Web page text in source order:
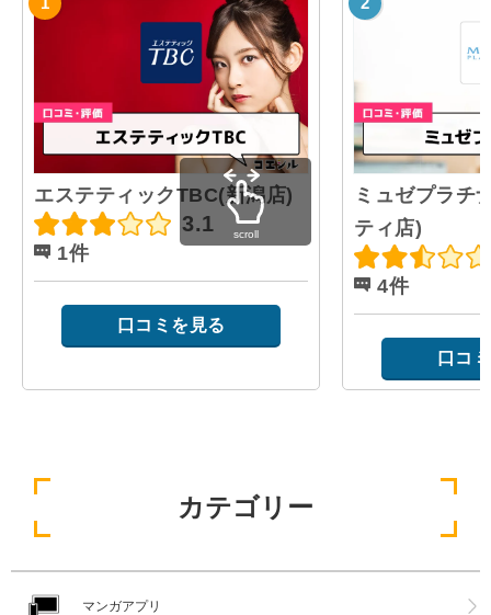
エステティックTBC(新潟店)
3.1
1件
口コミを見る
ミュゼプラチ
ティ店)
4件
口コ
scroll
カテゴリー
マンガアプリ